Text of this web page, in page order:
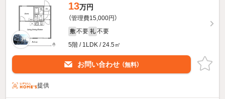
13万円
（管理費15,000円）
敷 不要 礼 不要
5階 / 1LDK / 24.5㎡
お問い合わせ （無料）
提供